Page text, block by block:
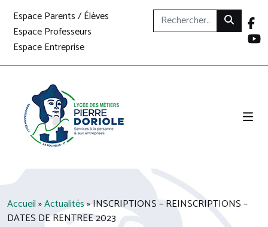
Espace Parents / Élèves
Espace Professeurs
Espace Entreprise
Accueil»Actualités»INSCRIPTIONS – REINSCRIPTIONS –
DATES DE RENTREE 2023